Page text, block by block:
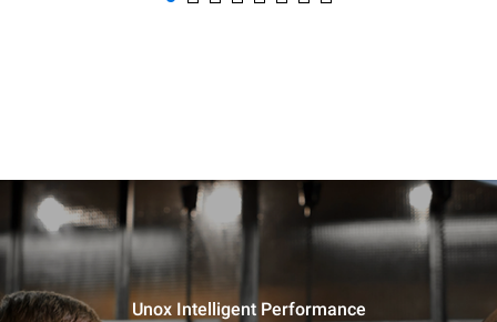
Unox Intelligent Performance